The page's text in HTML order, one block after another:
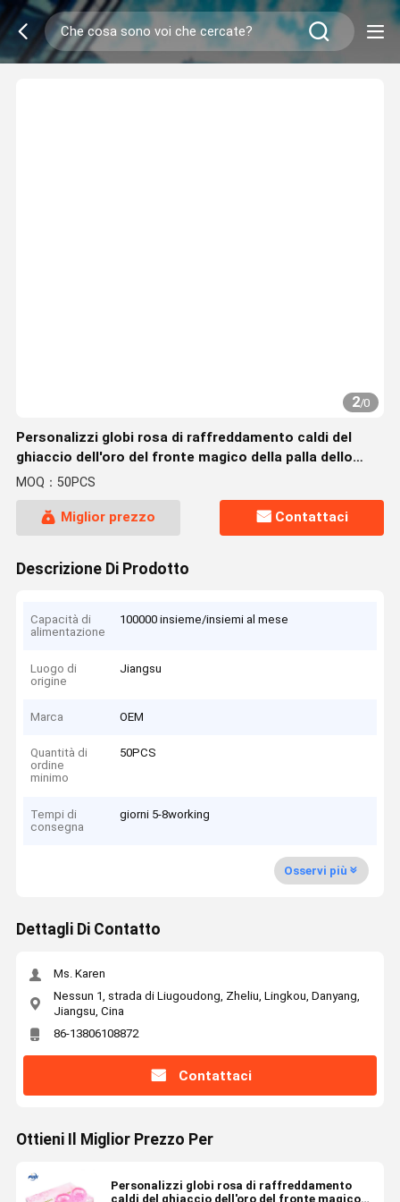
2/0
Personalizzi globi rosa di raffreddamento caldi del
ghiaccio dell'oro del fronte magico della palla dello
skinacare di cristallo dell'estate della pelle i mini
MOQ：50PCS
Miglior prezzo Contattaci
Descrizione Di Prodotto
Capacità di
alimentazione
100000 insieme/insiemi al mese
Luogo di
origine
Jiangsu
Marca OEM
Quantità di
ordine
minimo
50PCS
Tempi di
consegna
giorni 5-8working
Osservi più
Dettagli Di Contatto
Ms. Karen
Nessun 1, strada di Liugoudong, Zheliu, Lingkou, Danyang,
Jiangsu, Cina
86-13806108872
Contattaci
Ottieni Il Miglior Prezzo Per
Personalizzi globi rosa di raffreddamento
caldi del ghiaccio dell'oro del fronte magico